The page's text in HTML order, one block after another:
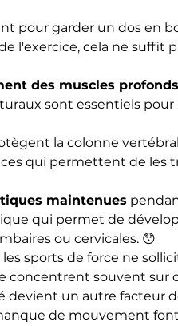
pour garder un dos en
l'exercice, cela ne suffit
des muscles profonds
sont essentiels
la colonne
qui permettent de les
maintenues
qui permet de
ou cervicales. 😯
sports de force ne
concentrent souvent sur
devient un autre facteur
de mouvement